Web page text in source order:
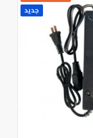
جديد